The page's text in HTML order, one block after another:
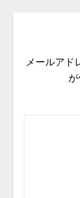
メールアド